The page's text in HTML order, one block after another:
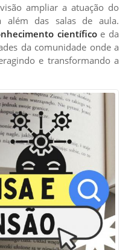
visão ampliar a atuação do
além das salas de aula.
científicoe da
da comunidade onde a
e transformando a